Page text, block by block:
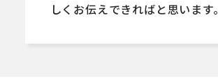
しくお伝えできればと思います。